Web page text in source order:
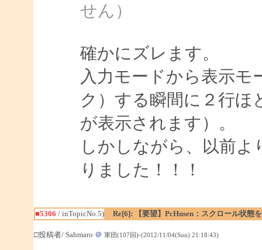
せん）
確かにズレます。
入力モードから表示
ク）する瞬間に２行ほ
が表示されます）。
しかしながら、以前
りました！！！
■5306 / inTopicNo.5) Re[6]: 【要望】PcHusen：スクロール状態
□投稿者/ Sahmaro ＠ 軍団(107回)-(2012/11/04(Sun) 21:18:43)